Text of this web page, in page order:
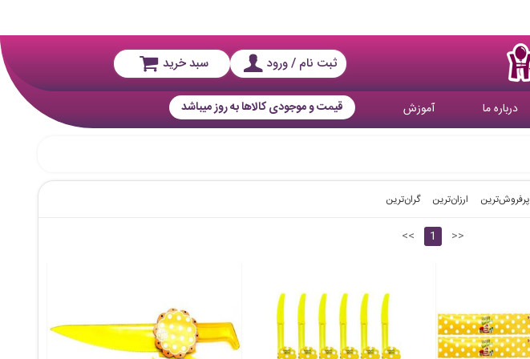
ثبت نام / ورود سبد خرید
درباره ما آموزش قیمت و موجودی کالاها به روز میباشد
پرفروش‌ترین‌ ارزان‌ترین گران‌ترین
<< 1 >>